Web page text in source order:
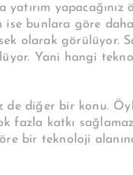
yapacağınız
ise bunlara göre
olarak görülüyor.
Yani hangi
de diğer bir konu.
fazla katkı
bir teknoloji